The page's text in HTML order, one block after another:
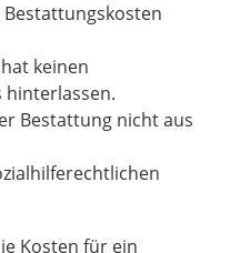
keinen
hinterlassen.
Bestattung nicht aus
Kosten für ein